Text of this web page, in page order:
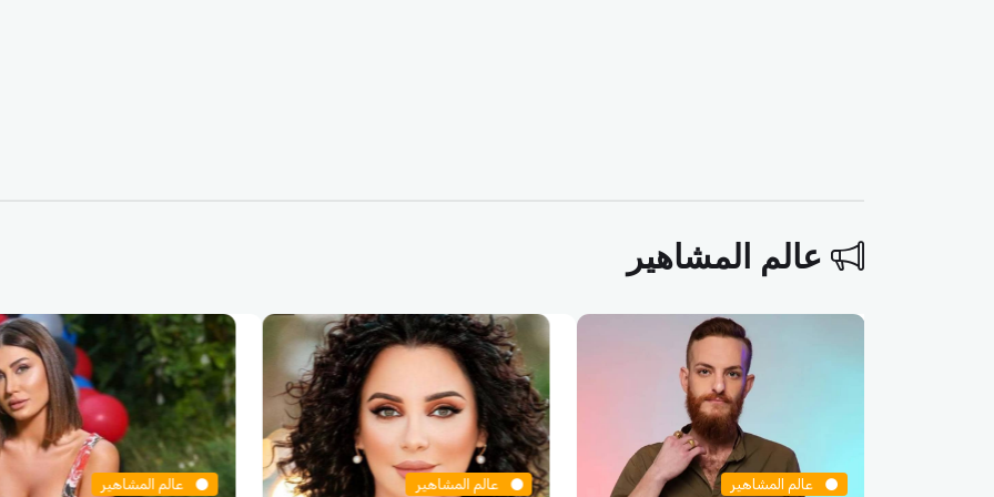
عالم المشاهير
عالم المشاهير عالم المشاهير عالم المشاهير